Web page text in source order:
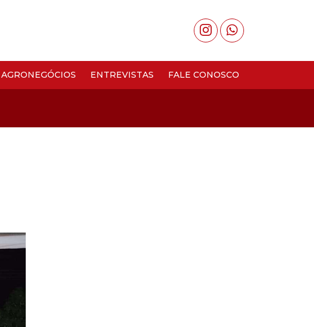
AGRONEGÓCIOS ENTREVISTAS FALE CONOSCO